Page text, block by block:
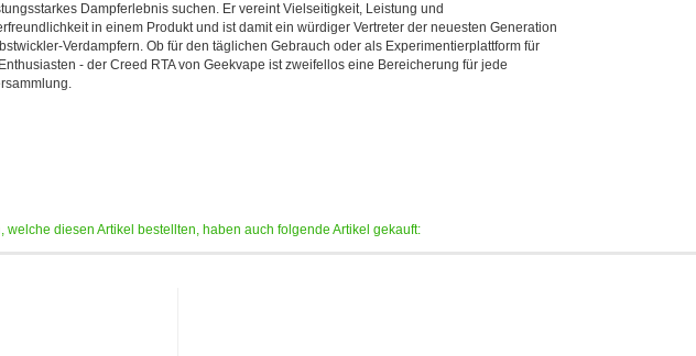
Dampferlebnis suchen. Er vereint Vielseitigkeit, Leistung und
in einem Produkt und ist damit ein würdiger Vertreter der neuesten Generation
Verdampfern. Ob für den täglichen Gebrauch oder als Experimentierplattform für
- der Creed RTA von Geekvape ist zweifellos eine Bereicherung für jede
welche diesen Artikel bestellten, haben auch folgende Artikel gekauft: